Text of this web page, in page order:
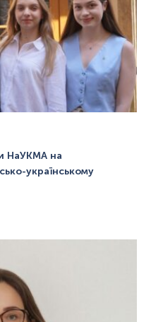
НаУКМА на
українському